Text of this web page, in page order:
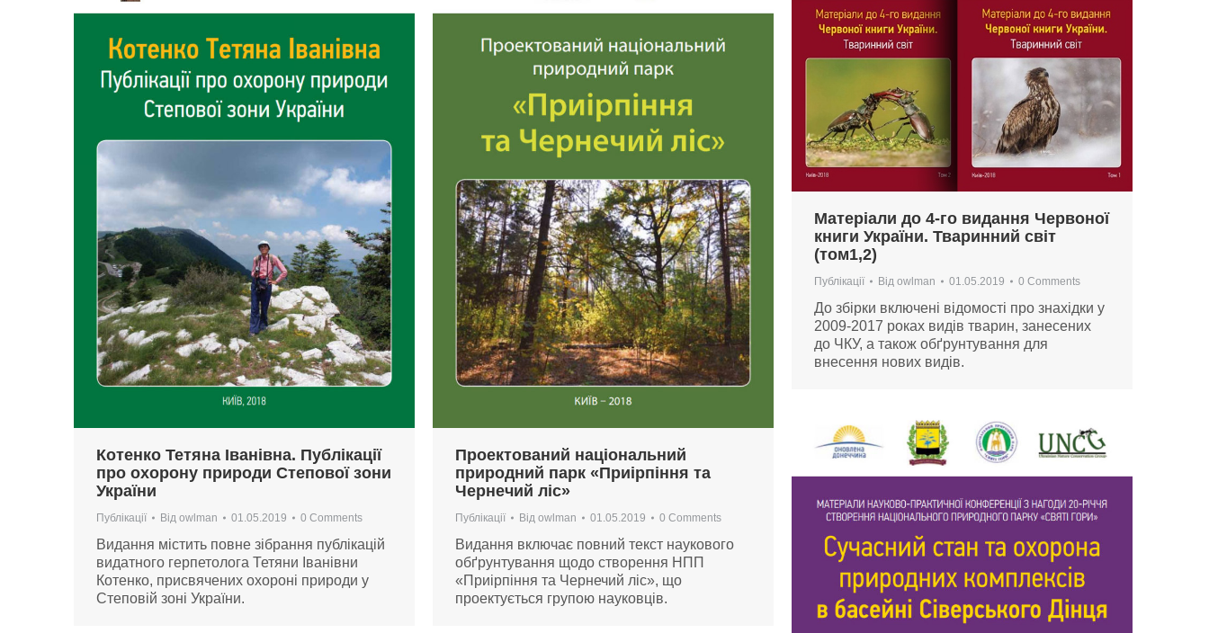
Котенко Тетяна Іванівна. Публікації
про охорону природи Степової зони
України
Публікації Від owlman 01.05.2019 0 Comments
Видання містить повне зібрання публікацій
видатного герпетолога Тетяни Іванівни
Котенко, присвячених охороні природи у
Степовій зоні України.
Проектований національний
природний парк «Приірпіння та
Чернечий ліс»
Публікації Від owlman 01.05.2019 0 Comments
Видання включає повний текст наукового
обґрунтування щодо створення НПП
«Приірпіння та Чернечий ліс», що
проектується групою науковців.
Матеріали до 4-го видання Червоної
книги України. Тваринний світ
(том1,2)
Публікації Від owlman 01.05.2019 0 Comments
До збірки включені відомості про знахідки у
2009-2017 роках видів тварин, занесених
до ЧКУ, а також обґрунтування для
внесення нових видів.